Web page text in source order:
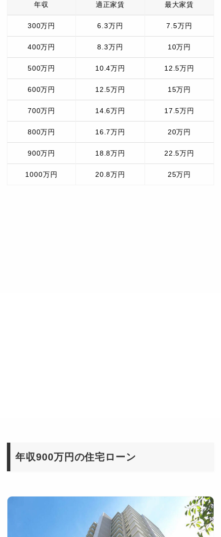
年収 適正家賃 最大家賃
300万円 6.3万円 7.5万円
400万円 8.3万円 10万円
500万円 10.4万円 12.5万円
600万円 12.5万円 15万円
700万円 14.6万円 17.5万円
800万円 16.7万円 20万円
900万円 18.8万円 22.5万円
1000万円 20.8万円 25万円
年収900万円の住宅ローン